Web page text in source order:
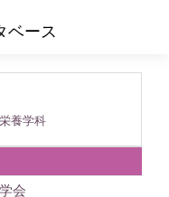
ベース
養学科
会